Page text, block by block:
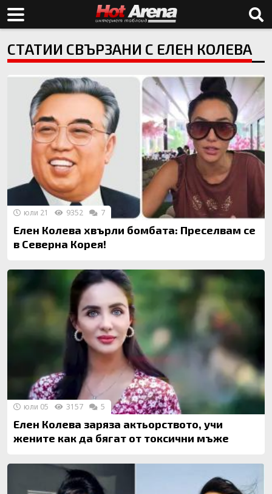
СТАТИИ СВЪРЗАНИ С ЕЛЕН КОЛЕВА
Елен Колева хвърли бомбата: Преселвам се
в Северна Корея!
юли 21 9352 7
Елен Колева заряза актьорството, учи
жените как да бягат от токсични мъже
юли 05 3157 5